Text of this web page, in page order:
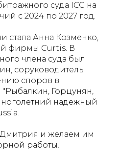
суда ICC на
с 2024 по 2027 год.
стала Анна Козменко,
фирмы Curtis. В
члена суда был
соруководитель
споров в
Горцунян,
надежный
и желаем им
работы!